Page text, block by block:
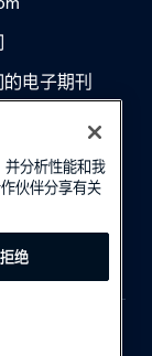
电子期刊
并分析性能和我
伙伴分享有关
绝